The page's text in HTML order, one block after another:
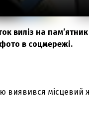
виліз на
в соцмережі.
виявився місцевий